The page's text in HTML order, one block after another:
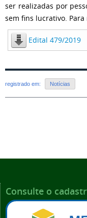
ser realizadas por
sem fins lucrativo. Para
Edital 479/2019
registrado em: Notícias
Consulte o